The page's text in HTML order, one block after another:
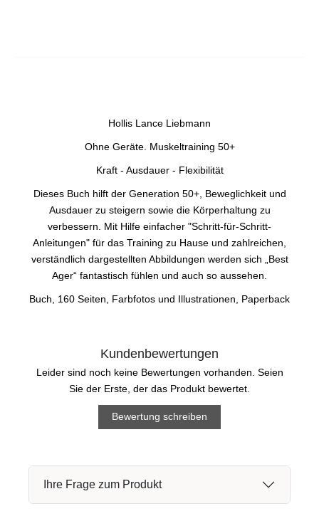
Hollis Lance Liebmann
Ohne Geräte. Muskeltraining 50+
Kraft - Ausdauer - Flexibilität
Dieses Buch hilft der Generation 50+, Beweglichkeit und
Ausdauer zu steigern sowie die Körperhaltung zu
verbessern. Mit Hilfe einfacher "Schritt-für-Schritt-
Anleitungen" für das Training zu Hause und zahlreichen,
verständlich dargestellten Abbildungen werden sich „Best
Ager“ fantastisch fühlen und auch so aussehen.
Buch, 160 Seiten, Farbfotos und Illustrationen, Paperback
Kundenbewertungen
Leider sind noch keine Bewertungen vorhanden. Seien
Sie der Erste, der das Produkt bewertet.
Bewertung schreiben
Ihre Frage zum Produkt